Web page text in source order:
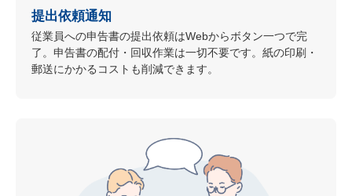
提出依頼通知
従業員への申告書の提出依頼はWebからボタン一つで完
了。申告書の配付・回収作業は一切不要です。紙の印刷・
郵送にかかるコストも削減できます。